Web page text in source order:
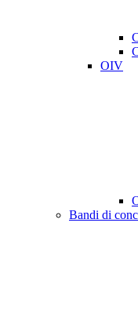
OIV
Bandi di